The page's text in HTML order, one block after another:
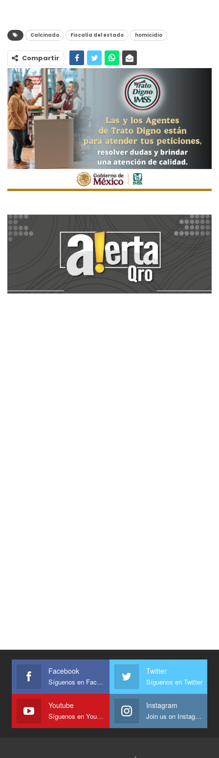
Calcinado Fiscalía del estado homicidio
Compartir
Facebook
Síguenos en Facebook
Twitter
Síguenos en Twitter
Youtube
Síguenos en Youtube
Instagram
Join us on Instagram